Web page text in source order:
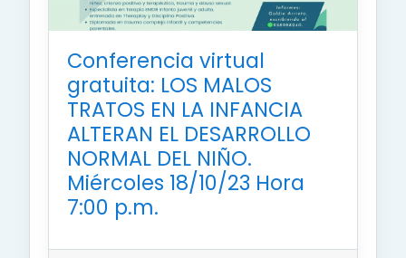
Conferencia virtual
gratuita: LOS MALOS
TRATOS EN LA INFANCIA
ALTERAN EL DESARROLLO
NORMAL DEL NIÑO.
Miércoles 18/10/23 Hora
7:00 p.m.